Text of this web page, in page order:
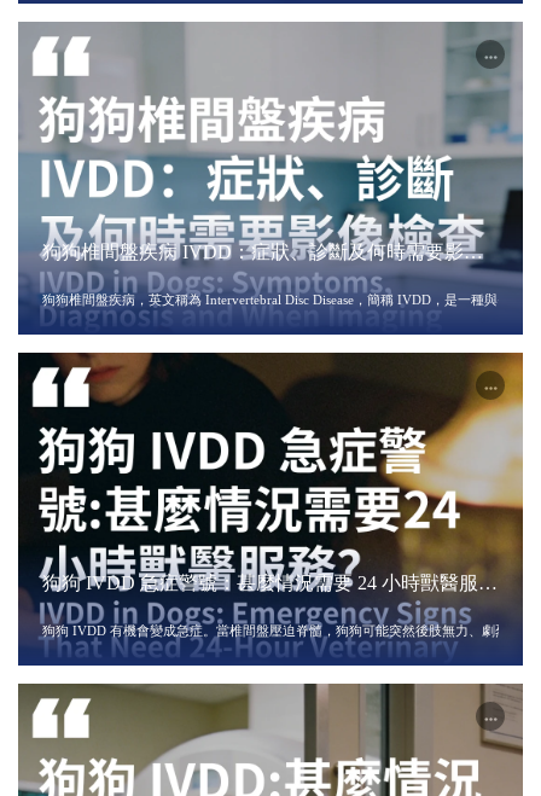
狗狗椎間盤疾病 IVDD：症狀、診斷及何時需要影像
檢查
狗狗椎間盤疾病，英文稱為 Intervertebral Disc Disease，簡稱 IVDD，是一種與脊
狗狗 IVDD 急症警號：甚麼情況需要 24 小時獸醫服
務？